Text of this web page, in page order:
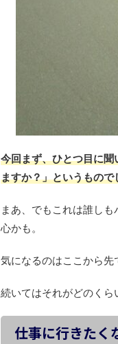
今回まず、ひとつ目に
ますか？」というもの
まあ、でもこれは誰し
心かも。
気になるのはここから先
続いてはそれがどのくら
仕事に行きたく